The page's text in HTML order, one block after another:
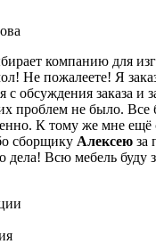
компанию для
Не пожалеете! Я
обсуждения заказа и
проблем не было. Все
К тому же мне ещё
сборщику Алексею за
дела! Всю мебель буду